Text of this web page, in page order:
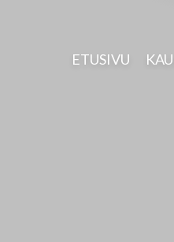
ETUSIVU